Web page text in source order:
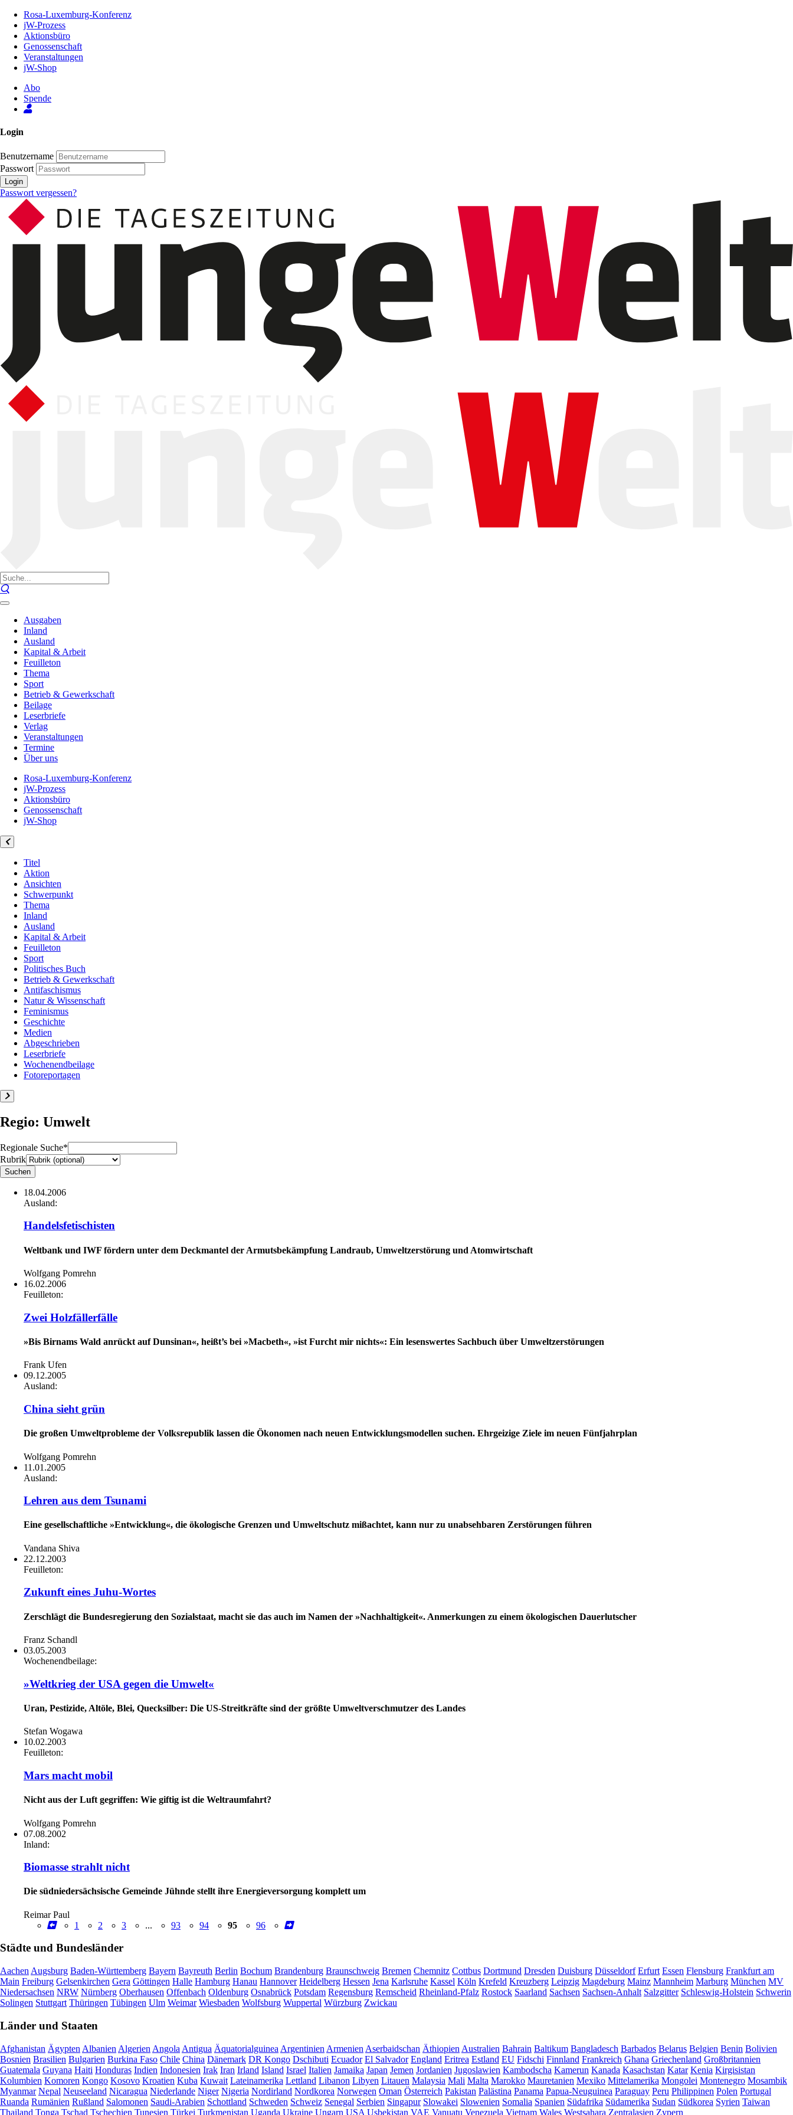
Inhalt
Seite
Rosa-Luxemburg-Konferenz
jW-Prozess
Aktionsbüro
Genossenschaft
Veranstaltungen
jW-Shop
Abo
Spende
Login
Benutzername
Passwort
Login
Passwort vergessen?
Ausgaben
Inland
Ausland
Kapital & Arbeit
Feuilleton
Thema
Sport
Betrieb & Gewerkschaft
Beilage
Leserbriefe
Verlag
Veranstaltungen
Termine
Über uns
Rosa-Luxemburg-Konferenz
jW-Prozess
Aktionsbüro
Genossenschaft
jW-Shop
Titel
Aktion
Ansichten
Schwerpunkt
Thema
Inland
Ausland
Kapital & Arbeit
Feuilleton
Sport
Politisches Buch
Betrieb & Gewerkschaft
Antifaschismus
Natur & Wissenschaft
Feminismus
Geschichte
Medien
Abgeschrieben
Leserbriefe
Wochenendbeilage
Fotoreportagen
Regio: Umwelt
Regionale Suche*
Rubrik
18.04.2006
Ausland:
Handelsfetischisten
Weltbank und IWF fördern unter dem Deckmantel der Armutsbekämpfung Landraub, Umweltzerstörung und Atomwirtschaft
Wolfgang Pomrehn
16.02.2006
Feuilleton:
Zwei Holzfällerfälle
»Bis Birnams Wald anrückt auf Dunsinan«, heißt’s bei »Macbeth«, »ist Furcht mir nichts«: Ein lesenswertes Sachbuch über Umweltzerstörungen
Frank Ufen
09.12.2005
Ausland:
China sieht grün
Die großen Umweltprobleme der Volksrepublik lassen die Ökonomen nach neuen Entwicklungsmodellen suchen. Ehrgeizige Ziele im neuen Fünfjahrplan
Wolfgang Pomrehn
11.01.2005
Ausland:
Lehren aus dem Tsunami
Eine gesellschaftliche »Entwicklung«, die ökologische Grenzen und Umweltschutz mißachtet, kann nur zu unabsehbaren Zerstörungen führen
Vandana Shiva
22.12.2003
Feuilleton:
Zukunft eines Juhu-Wortes
Zerschlägt die Bundesregierung den Sozialstaat, macht sie das auch im Namen der »Nachhaltigkeit«. Anmerkungen zu einem ökologischen Dauerlutscher
Franz Schandl
03.05.2003
Wochenendbeilage:
»Weltkrieg der USA gegen die Umwelt«
Uran, Pestizide, Altöle, Blei, Quecksilber: Die US-Streitkräfte sind der größte Umweltverschmutzer des Landes
Stefan Wogawa
10.02.2003
Feuilleton:
Mars macht mobil
Nicht aus der Luft gegriffen: Wie giftig ist die Weltraumfahrt?
Wolfgang Pomrehn
07.08.2002
Inland:
Biomasse strahlt nicht
Die südniedersächsische Gemeinde Jühnde stellt ihre Energieversorgung komplett um
Reimar Paul
1
2 3 ... 93 94 95 96
Städte und Bundesländer
Aachen Augsburg Baden-Württemberg Bayern Bayreuth Berlin Bochum Brandenburg Braunschweig Bremen Chemnitz Cottbus Dortmund Dresden Duisburg Düsseldorf Erfurt Essen Flensburg Frankfurt am
Main Freiburg Gelsenkirchen Gera Göttingen Halle Hamburg Hanau Hannover Heidelberg Hessen Jena Karlsruhe Kassel Köln Krefeld Kreuzberg Leipzig Magdeburg Mainz Mannheim Marburg München MV
Niedersachsen NRW Nürnberg Oberhausen Offenbach Oldenburg Osnabrück Potsdam Regensburg Remscheid Rheinland-Pfalz Rostock Saarland Sachsen Sachsen-Anhalt Salzgitter Schleswig-Holstein Schwerin
Solingen Stuttgart Thüringen Tübingen Ulm Weimar Wiesbaden Wolfsburg Wuppertal Würzburg Zwickau
Länder und Staaten
Afghanistan Ägypten Albanien Algerien Angola Antigua Äquatorialguinea Argentinien Armenien Aserbaidschan Äthiopien Australien Bahrain Baltikum Bangladesch Barbados Belarus Belgien Benin Bolivien
Bosnien Brasilien Bulgarien Burkina Faso Chile China Dänemark DR Kongo Dschibuti Ecuador El Salvador England Eritrea Estland EU Fidschi Finnland Frankreich Ghana Griechenland Großbritannien
Guatemala Guyana Haiti Honduras Indien Indonesien Irak Iran Irland Island Israel Italien Jamaika Japan Jemen Jordanien Jugoslawien Kambodscha Kamerun Kanada Kasachstan Katar Kenia Kirgisistan
Kolumbien Komoren Kongo Kosovo Kroatien Kuba Kuwait Lateinamerika Lettland Libanon Libyen Litauen Malaysia Mali Malta Marokko Mauretanien Mexiko Mittelamerika Mongolei Montenegro Mosambik
Myanmar Nepal Neuseeland Nicaragua Niederlande Niger Nigeria Nordirland Nordkorea Norwegen Oman Österreich Pakistan Palästina Panama Papua-Neuguinea Paraguay Peru Philippinen Polen Portugal
Ruanda Rumänien Rußland Salomonen Saudi-Arabien Schottland Schweden Schweiz Senegal Serbien Singapur Slowakei Slowenien Somalia Spanien Südafrika Südamerika Sudan Südkorea Syrien Taiwan
Thailand Tonga Tschad Tschechien Tunesien Türkei Turkmenistan Uganda Ukraine Ungarn USA Usbekistan VAE Vanuatu Venezuela Vietnam Wales Westsahara Zentralasien Zypern